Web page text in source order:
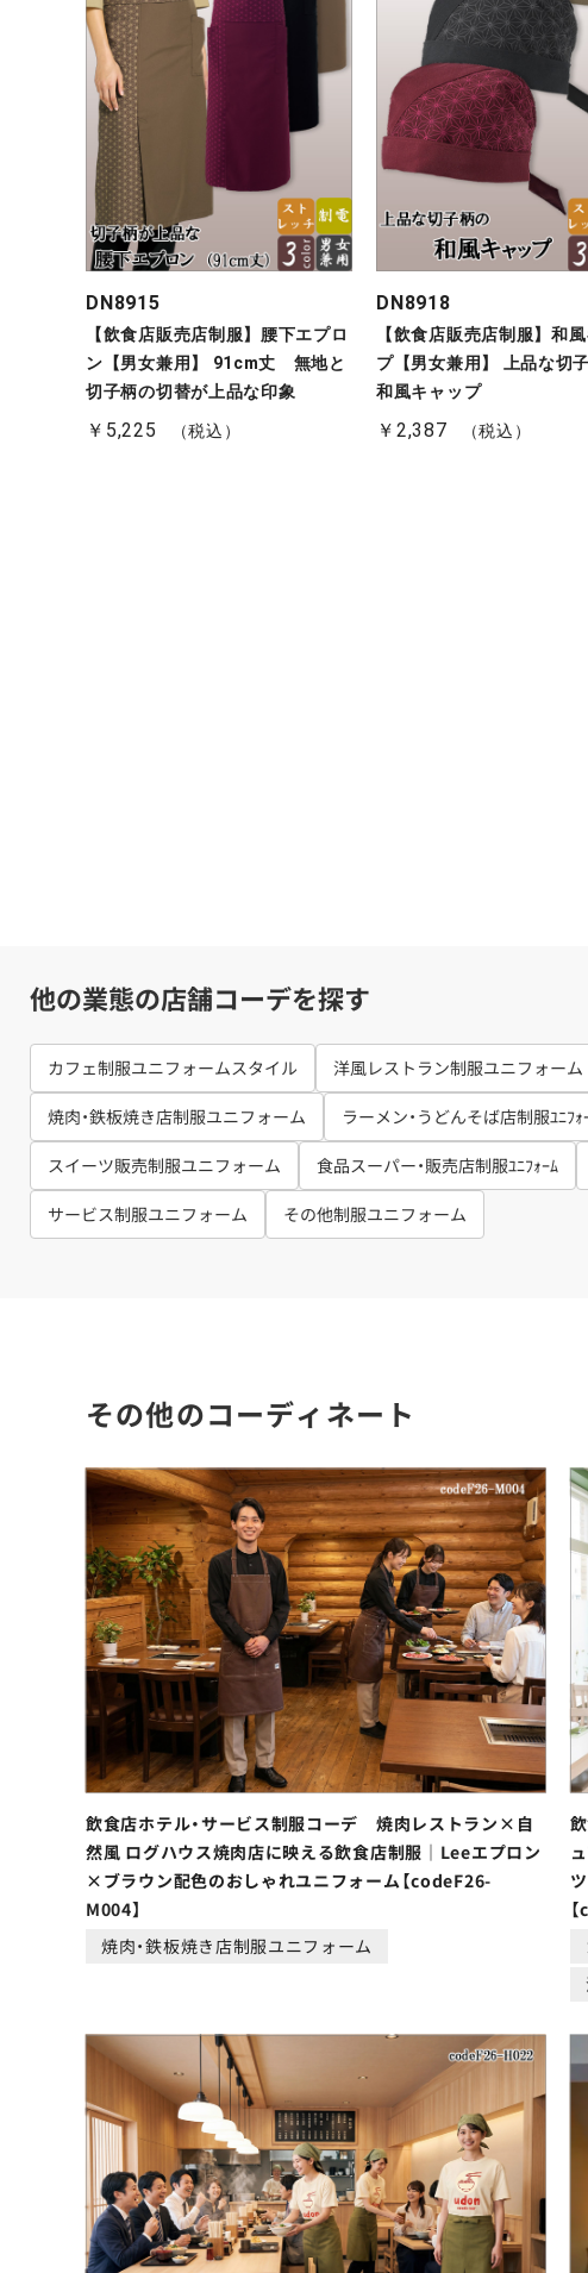
他の業態の店舗コーデを探す
カフェ制服ユニフォームスタイル 洋風レストラン制服ユニフォーム
焼肉・鉄板焼き店制服ユニフォーム ラーメン・うどんそば店制服ﾕﾆﾌｫ
スイーツ販売制服ユニフォーム 食品スーパー・販売店制服ﾕﾆﾌｫｰﾑ
サービス制服ユニフォーム その他制服ユニフォーム
その他のコーディネート
飲食店ホテル・サービス制服コーデ 焼肉レストラン×自
然風 ログハウス焼肉店に映える飲食店制服｜Leeエプロン
×ブラウン配色のおしゃれユニフォーム【codeF26-
M004】
焼肉・鉄板焼き店制服ユニフォーム